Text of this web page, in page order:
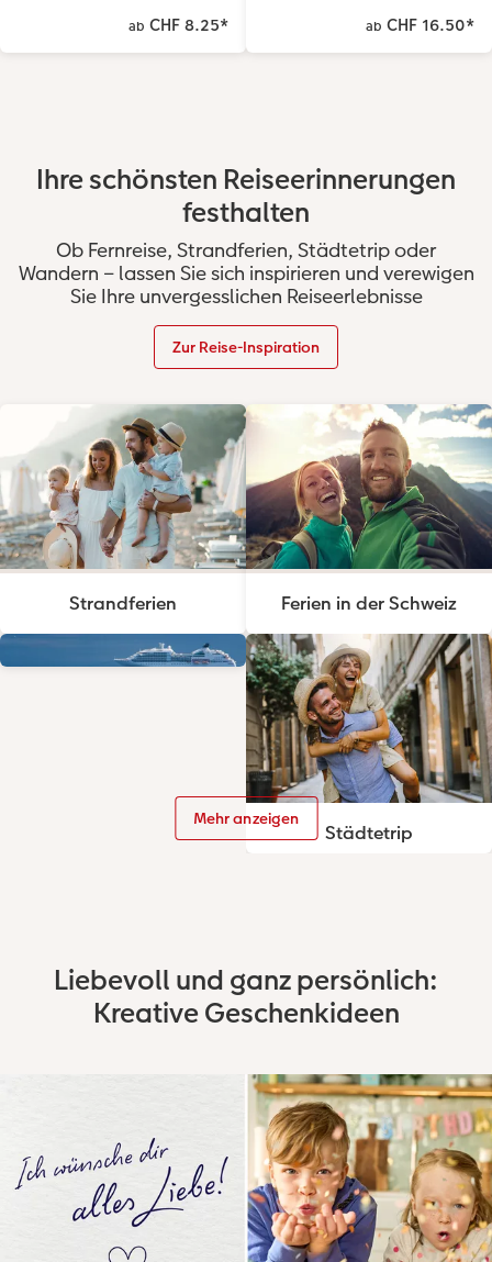
ab CHF 8.25* ab CHF 16.50*
Ihre schönsten Reiseerinnerungen
festhalten
Ob Fernreise, Strandferien, Städtetrip oder
Wandern – lassen Sie sich inspirieren und verewigen
Sie Ihre unvergesslichen Reiseerlebnisse
Zur Reise-Inspiration
Strandferien Ferien in der Schweiz
Städtetrip
Mehr anzeigen
Liebevoll und ganz persönlich:
Kreative Geschenkideen